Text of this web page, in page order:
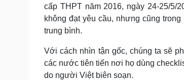
cấp THPT năm 2016, ngày 24-25/
không đạt yêu cầu, nhưng cũng
trung bình.
Với cách nhìn tận gốc, chúng ta sẽ
các nước tiên tiến nơi họ dùng
do người Việt biên soạn.